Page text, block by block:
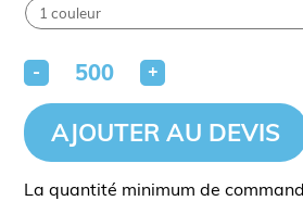
- +
AJOUTER AU DEVIS
La quantité minimum de